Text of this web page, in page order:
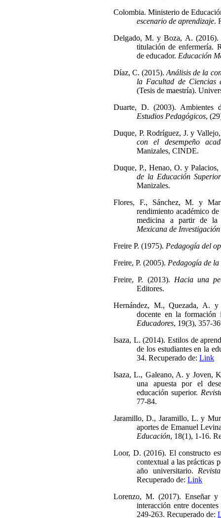
Colombia. Ministerio de
escenario de aprendizaje.
Delgado, M. y Boza, A. (2016).
titulación de enfermería.
de educador. Educación
Díaz, C. (2015).Análisis de la
la Facultad de Ciencias
(Tesis de maestría).
Duarte, D. (2003). Ambientes
Estudios Pedagógicos,
Duque, P. Rodríguez, J. y
con el desempeño
Manizales, CINDE.
Duque, P., Henao, O. y
de la Educación Superior
Manizales.
Flores, F., Sánchez, M. y
rendimiento académico
medicina a partir de la
Mexicana de
Freire P. (1975). Pedagogía del
Freire, P. (2005). Pedagogía de
Freire, P. (2013). Hacia una
Editores.
Hernández, M., Quezada, A.
docente en la
Educadores, 19(3), 357-
Isaza, L. (2014). Estilos de
de los estudiantes en la
34. Recuperado de:Link
Isaza, L., Galeano, A. y Joven,
una apuesta por el
educación superior.
77-84.
Jaramillo, D., Jaramillo, L. y
aportes de Emanuel
Educación, 18(1), 1-16.
Loor, D. (2016). El constructo
contextual a las prácticas
año universitario.
Recuperado de:Link
Lorenzo, M. (2017). Enseñar y
interacción entre
249-263. Recuperado de: